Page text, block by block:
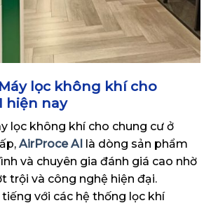
lọc không khí cho
hiện nay
lọc không khí cho chung cư ở
AirProce AI là dòng sản phẩm
và chuyên gia đánh giá cao nhờ
trội và công nghệ hiện đại.
với các hệ thống lọc khí